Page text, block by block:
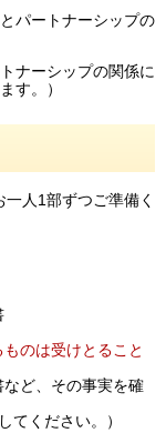
パートナーシップの
ナーシップの関係に
す。）
人1部ずつご準備く
のは受けとること
など、その事実を確
ください。）